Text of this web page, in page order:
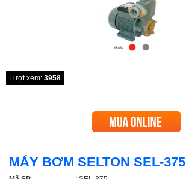
Lượt xem: 3958
MÁY BƠM SELTON SEL-375